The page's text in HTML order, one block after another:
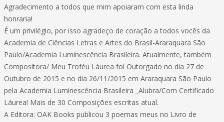
Agradecimento a todos que mim apoiaram com esta linda
honraria!
É um privilégio, por isso agradeço de coração a todos vocês da
Academia de Ciências Letras e Artes do Brasil-Araraquara São
Paulo/Academia Luminescência Brasileira. Atualmente, também
Compositora/ Meu Troféu Láurea foi Outorgado no dia 27 de
Outubro de 2015 e no dia 26/11/2015 em Araraquara São Paulo
pela Academia Luminescência Brasileira _Alubra/Com Certificado
Láurea! Mais de 30 Composições escritas atual.
A Editora: OAK Books publicou 3 poemas meus no Livro de